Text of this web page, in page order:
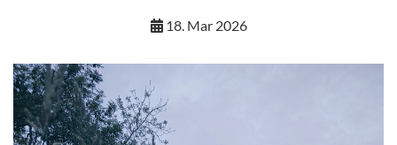
18. Mar 2026